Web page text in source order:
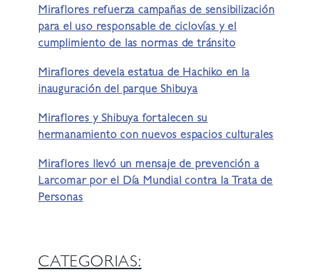
Miraflores refuerza campañas de sensibilización
para el uso responsable de ciclovías y el
cumplimiento de las normas de tránsito
Miraflores devela estatua de Hachiko en la
inauguración del parque Shibuya
Miraflores y Shibuya fortalecen su
hermanamiento con nuevos espacios culturales
Miraflores llevó un mensaje de prevención a
Larcomar por el Día Mundial contra la Trata de
Personas
CATEGORIAS: